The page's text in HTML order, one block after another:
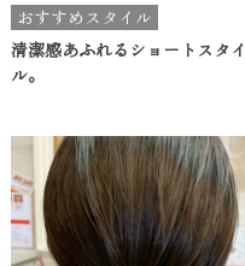
おすすめスタイル
清潔感あふれるショートスタイ
ル。